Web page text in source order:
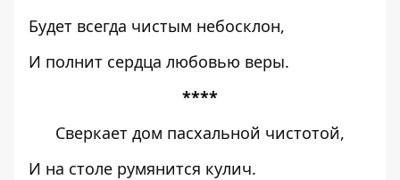
Будет всегда чистым небосклон,
И полнит сердца любовью веры.
****
Сверкает дом пасхальной чистотой,
И на столе румянится кулич.